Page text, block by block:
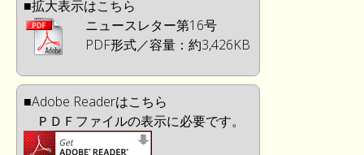
■拡大表示はこちら
ニュースレター第16号
PDF形式／容量：約3,426KB
■Adobe Readerはこちら
ＰＤＦファイルの表示に必要です。